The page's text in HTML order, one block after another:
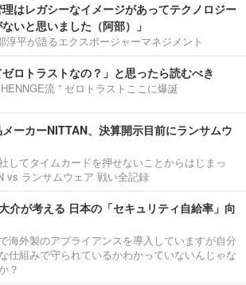
理はレガシーなイメージがあってテクノロジー
いと思いました（阿部）」
淳平が語るエクスポージャーマネジメント
ゼロトラストなの？」と思ったら読むべき
流 ” ゼロトラストここに爆誕
ーカーNITTAN、決算開示目前にランサムウ
してタイムカードを押せないことからはじまっ
vs ランサムウェア 戦い全記録
介が考える 日本の「セキュリティ自給率」向
海外製のアプライアンスを導入していますが自分
仕組みで守られているかわかっていないんじゃな
？